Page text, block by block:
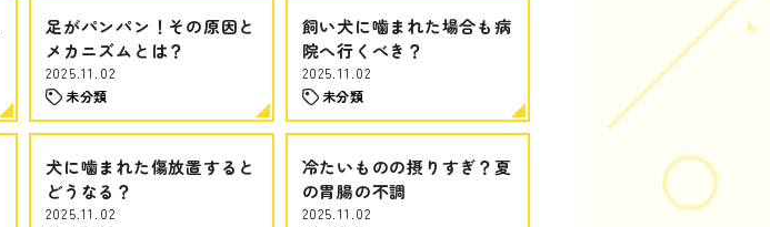
足がパンパン！その原因と
メカニズムとは？
2025.11.02
未分類
飼い犬に噛まれた場合も病
院へ行くべき？
2025.11.02
未分類
犬に噛まれた傷放置すると
どうなる？
2025.11.02
冷たいものの摂りすぎ？夏
の胃腸の不調
2025.11.02